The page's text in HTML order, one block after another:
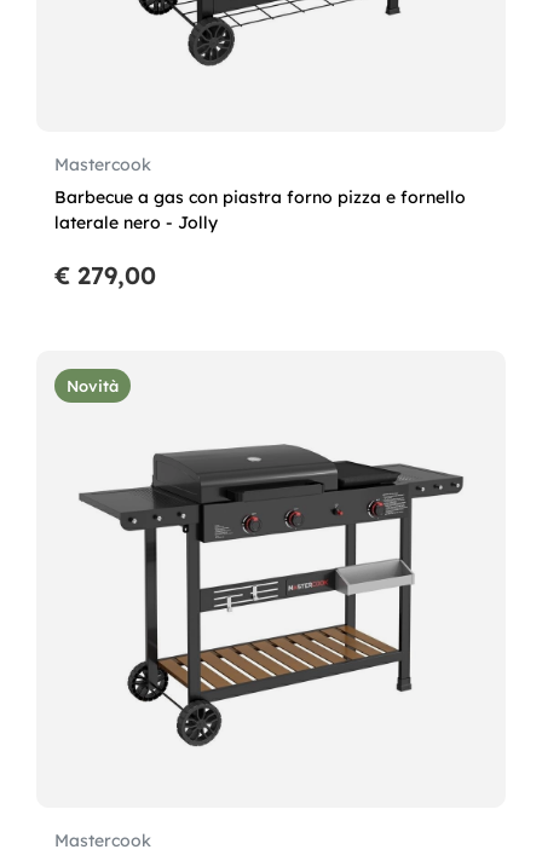
Mastercook
Barbecue a gas con piastra forno pizza e fornello
laterale nero - Jolly
€ 279,00
Novità
Mastercook